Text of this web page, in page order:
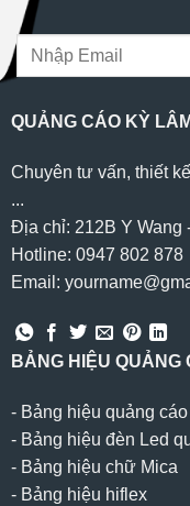
QUẢNG CÁO KỲ LÂM
Chuyên tư vấn, thiết
...
Địa chỉ: 212B Y Wang
Hotline: 0947 802 878
Email:
BẢNG HIỆU QUẢNG
- Bảng hiệu quảng
- Bảng hiệu đèn Led
- Bảng hiệu chữ Mica
- Bảng hiệu hiflex